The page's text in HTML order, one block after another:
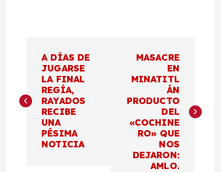
v
A DÍAS DE
JUGARSE
LA FINAL
REGÍA,
RAYADOS
RECIBE
UNA
PÉSIMA
NOTICIA
MASACRE
EN
MINATITL
ÁN
PRODUCTO
DEL
«COCHINE
RO» QUE
NOS
DEJARON:
AMLO.